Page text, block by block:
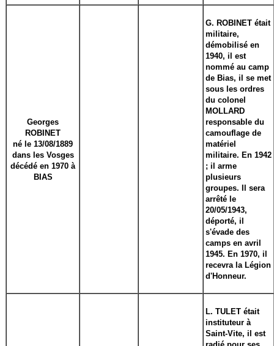
Georges
ROBINET
né le 13/08/1889
dans les Vosges
décédé en 1970 à
BIAS
G. ROBINET était
militaire,
démobilisé en
1940, il est
nommé au camp
de Bias, il se met
sous les ordres
du colonel
MOLLARD
responsable du
camouflage de
matériel
militaire. En 1942
; il arme
plusieurs
groupes. Il sera
arrêté le
20/05/1943,
déporté, il
s'évade des
camps en avril
1945. En 1970, il
recevra la Légion
d'Honneur.
L. TULET était
instituteur à
Saint-Vite, il est